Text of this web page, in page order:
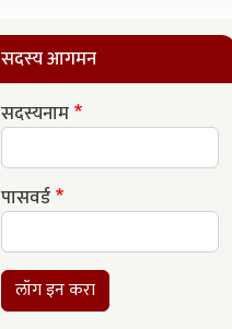
सदस्य आगमन
सदस्यनाम
पासवर्ड
लॉग इन करा